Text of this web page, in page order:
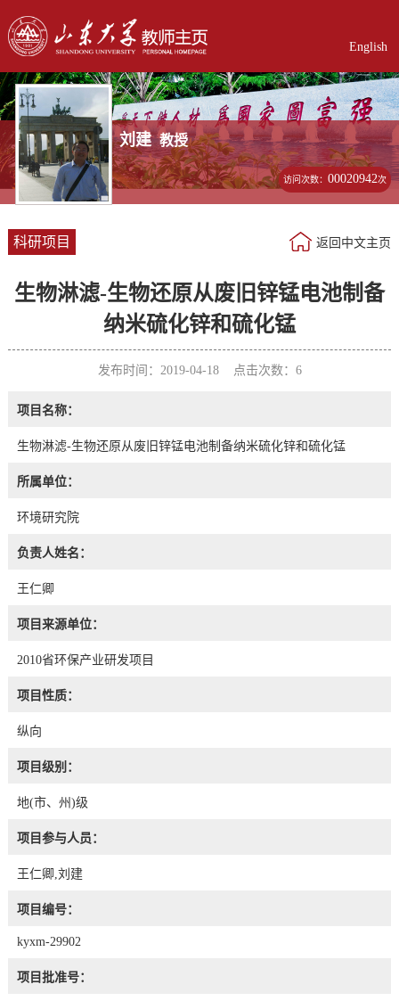
English
刘建 教授
访问次数：00020942次
科研项目 返回中文主页
生物淋滤-生物还原从废旧锌锰电池制备
纳米硫化锌和硫化锰
发布时间：2019-04-18 点击次数： 6
项目名称：
生物淋滤-生物还原从废旧锌锰电池制备纳米硫化锌和硫化锰
所属单位：
环境研究院
负责人姓名：
王仁卿
项目来源单位：
2010省环保产业研发项目
项目性质：
纵向
项目级别：
地(市、州)级
项目参与人员：
王仁卿,刘建
项目编号：
kyxm-29902
项目批准号：